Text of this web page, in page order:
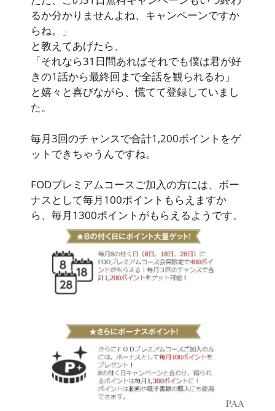
るか分かりませんよね、キャンペーンですか
らね。」
と教えてあげたら、
「それなら31日間あればそれでも僕は君が好
きの1話から最終回まで全話を観られるわ」
と嬉々と喜びながら、慌てて登録していまし
た。
毎月3回のチャンスで合計1,200ポイントをゲ
ットできちゃうんですね。
FODプレミアムコースご加入の方には、ボー
ナスとして毎月100ポイントもらえますか
ら、毎月1300ポイントがもらえるようです。